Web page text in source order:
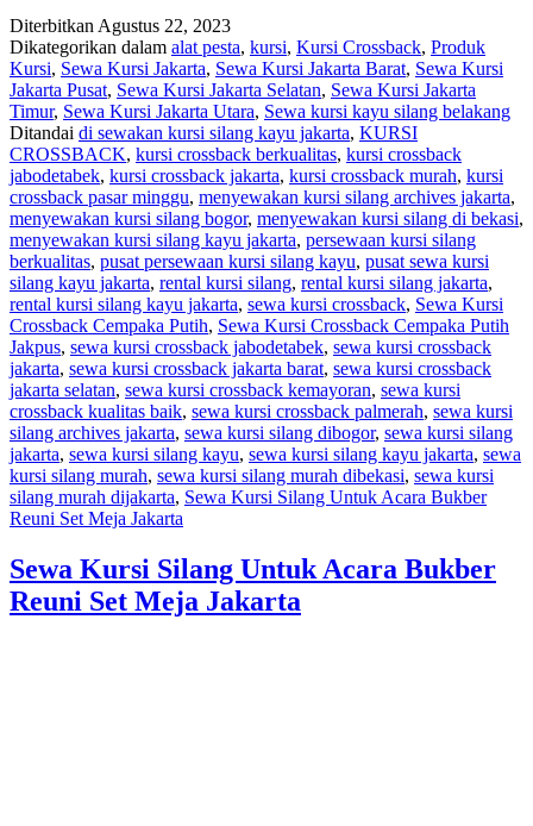
Diterbitkan Agustus 22, 2023
Dikategorikan dalam alat pesta, kursi, Kursi Crossback, Produk
Kursi, Sewa Kursi Jakarta, Sewa Kursi Jakarta Barat, Sewa Kursi
Jakarta Pusat, Sewa Kursi Jakarta Selatan, Sewa Kursi Jakarta
Timur, Sewa Kursi Jakarta Utara, Sewa kursi kayu silang belakang
Ditandai di sewakan kursi silang kayu jakarta, KURSI
CROSSBACK, kursi crossback berkualitas, kursi crossback
jabodetabek, kursi crossback jakarta, kursi crossback murah, kursi
crossback pasar minggu, menyewakan kursi silang archives jakarta,
menyewakan kursi silang bogor, menyewakan kursi silang di bekasi,
menyewakan kursi silang kayu jakarta, persewaan kursi silang
berkualitas, pusat persewaan kursi silang kayu, pusat sewa kursi
silang kayu jakarta, rental kursi silang, rental kursi silang jakarta,
rental kursi silang kayu jakarta, sewa kursi crossback, Sewa Kursi
Crossback Cempaka Putih, Sewa Kursi Crossback Cempaka Putih
Jakpus, sewa kursi crossback jabodetabek, sewa kursi crossback
jakarta, sewa kursi crossback jakarta barat, sewa kursi crossback
jakarta selatan, sewa kursi crossback kemayoran, sewa kursi
crossback kualitas baik, sewa kursi crossback palmerah, sewa kursi
silang archives jakarta, sewa kursi silang dibogor, sewa kursi silang
jakarta, sewa kursi silang kayu, sewa kursi silang kayu jakarta, sewa
kursi silang murah, sewa kursi silang murah dibekasi, sewa kursi
silang murah dijakarta, Sewa Kursi Silang Untuk Acara Bukber
Reuni Set Meja Jakarta
Sewa Kursi Silang Untuk Acara Bukber
Reuni Set Meja Jakarta